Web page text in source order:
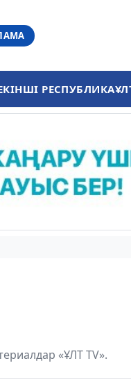
РЕСПУБЛИКА
«ҰЛТ TV».